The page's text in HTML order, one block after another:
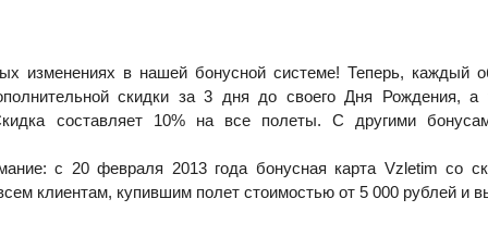
изменениях в нашей бонусной системе! Теперь, каждый
скидки за 3 дня до своего Дня Рождения, а
составляет 10% на все полеты. С другими
с 20 февраля 2013 года бонусная карта Vzletim со
клиентам, купившим полет стоимостью от 5 000 рублей и